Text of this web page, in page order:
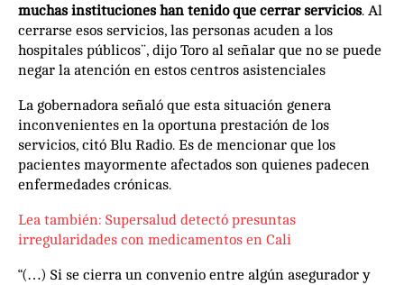
muchas instituciones han tenido que cerrar servicios. Al
cerrarse esos servicios, las personas acuden a los
hospitales públicos¨, dijo Toro al señalar que no se puede
negar la atención en estos centros asistenciales
La gobernadora señaló que esta situación genera
inconvenientes en la oportuna prestación de los
servicios, citó Blu Radio. Es de mencionar que los
pacientes mayormente afectados son quienes padecen
enfermedades crónicas.
Lea también: Supersalud detectó presuntas
irregularidades con medicamentos en Cali
“(…) Si se cierra un convenio entre algún asegurador y